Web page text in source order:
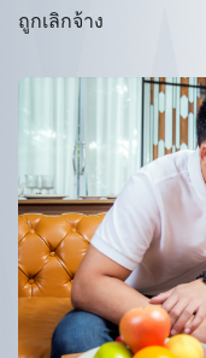
ถูกเลิกจ้าง